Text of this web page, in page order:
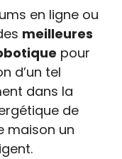
en ligne ou
meilleures
pour
d’un tel
dans la
de
maison un